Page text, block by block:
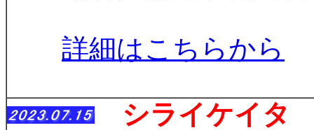
詳細はこちらから
シライケイタ